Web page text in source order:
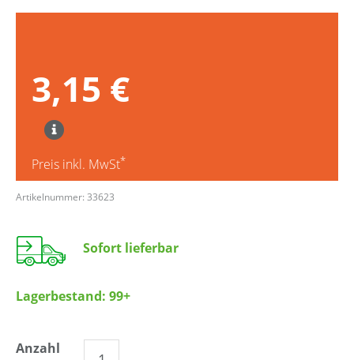
3,15 €
Preis inkl. MwSt*
Artikelnummer: 33623
Sofort lieferbar
Lagerbestand: 99+
Anzahl